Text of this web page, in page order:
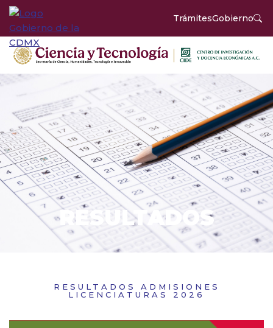
TrámitesGobierno
RESULTADOS
RESULTADOS ADMISIONES
LICENCIATURAS 2026